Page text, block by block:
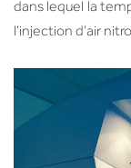
dans lequel la
l’injection d’air